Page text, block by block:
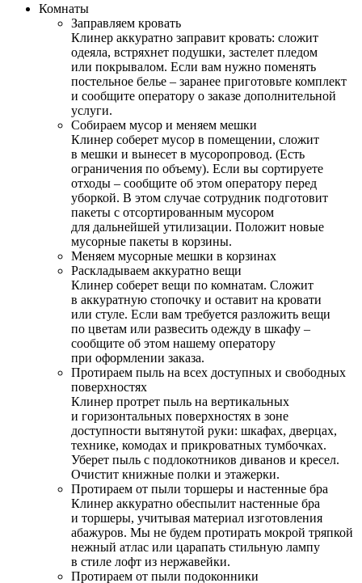
Комнаты
Заправляем кровать
Клинер аккуратно заправит кровать: сложит
одеяла, встряхнет подушки, застелет пледом
или покрывалом. Если вам нужно поменять
постельное белье – заранее приготовьте комплект
и сообщите оператору о заказе дополнительной
услуги.
Собираем мусор и меняем мешки
Клинер соберет мусор в помещении, сложит
в мешки и вынесет в мусоропровод. (Есть
ограничения по объему). Если вы сортируете
отходы – сообщите об этом оператору перед
уборкой. В этом случае сотрудник подготовит
пакеты с отсортированным мусором
для дальнейшей утилизации. Положит новые
мусорные пакеты в корзины.
Меняем мусорные мешки в корзинах
Раскладываем аккуратно вещи
Клинер соберет вещи по комнатам. Сложит
в аккуратную стопочку и оставит на кровати
или стуле. Если вам требуется разложить вещи
по цветам или развесить одежду в шкафу –
сообщите об этом нашему оператору
при оформлении заказа.
Протираем пыль на всех доступных и свободных
поверхностях
Клинер протрет пыль на вертикальных
и горизонтальных поверхностях в зоне
доступности вытянутой руки: шкафах, дверцах,
технике, комодах и прикроватных тумбочках.
Уберет пыль с подлокотников диванов и кресел.
Очистит книжные полки и этажерки.
Протираем от пыли торшеры и настенные бра
Клинер аккуратно обеспылит настенные бра
и торшеры, учитывая материал изготовления
абажуров. Мы не будем протирать мокрой тряпкой
нежный атлас или царапать стильную лампу
в стиле лофт из нержавейки.
Протираем от пыли подоконники